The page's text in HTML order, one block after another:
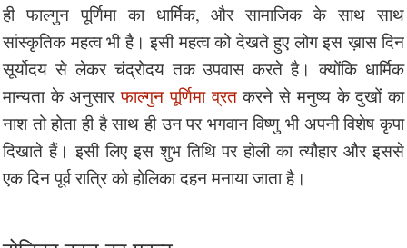
ही फाल्गुन पूर्णिमा का धार्मिक, और सामाजिक के साथ साथ
सांस्कृतिक महत्व भी है। इसी महत्व को देखते हुए लोग इस ख़ास दिन
सूर्योदय से लेकर चंद्रोदय तक उपवास करते है। क्योंकि धार्मिक
मान्यता के अनुसारफाल्गुन पूर्णिमा व्रतकरने से मनुष्य के दुखों का
नाश तो होता ही है साथ ही उन पर भगवान विष्णु भी अपनी विशेष कृपा
दिखाते हैं। इसी लिए इस शुभ तिथि पर होली का त्यौहार और इससे
एक दिन पूर्व रात्रि को होलिका दहन मनाया जाता है।